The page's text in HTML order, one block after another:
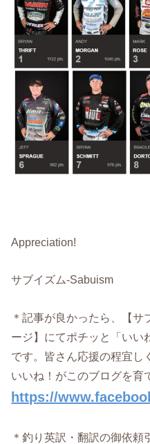
Appreciation!
サブイズム-Sabuism
＊記事が良かったら、【
ージ】にてポチッと「いい
です。皆さん応援の程宜し
いいね！がこのブログを育
https://
＊釣り英訳・翻訳の御依